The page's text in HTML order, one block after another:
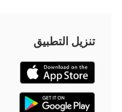
تنزيل التطبيق